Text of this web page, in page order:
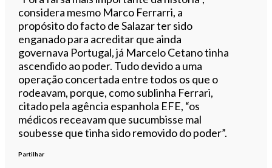
considera mesmo Marco Ferrarri, a
propósito do facto de Salazar ter sido
enganado para acreditar que ainda
governava Portugal, já Marcelo Cetano tinha
ascendido ao poder. Tudo devido a uma
operação concertada entre todos os que o
rodeavam, porque, como sublinha Ferrari,
citado pela agência espanhola EFE, “os
médicos receavam que sucumbisse mal
soubesse que tinha sido removido do poder”.
Partilhar